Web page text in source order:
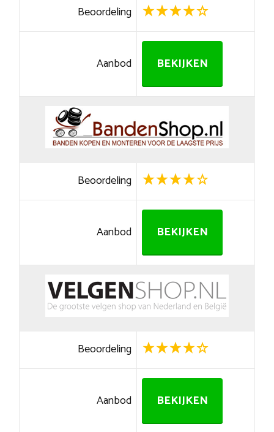
Beoordeling
Aanbod BEKIJKEN
Beoordeling
Aanbod BEKIJKEN
Beoordeling
Aanbod BEKIJKEN